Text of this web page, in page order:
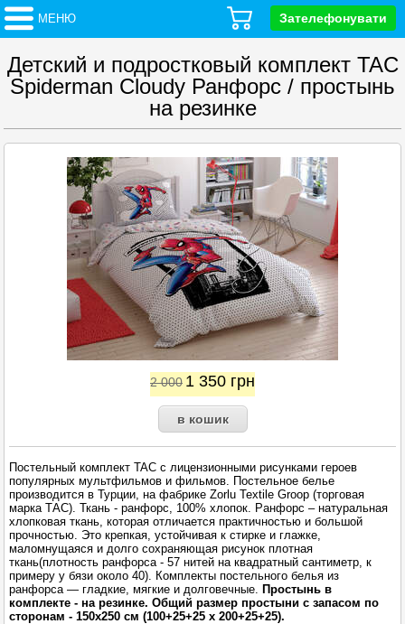
МЕНЮ Зателефонувати
Детский и подростковый комплект TAC
Spiderman Cloudy Ранфорс / простынь
на резинке
2 000 1 350 грн
Постельный комплект TAC с лицензионными рисунками героев
популярных мультфильмов и фильмов. Постельное белье
производится в Турции, на фабрике Zorlu Textile Groop (торговая
марка ТАС). Ткань - ранфорс, 100% хлопок. Ранфорс – натуральная
хлопковая ткань, которая отличается практичностью и большой
прочностью. Это крепкая, устойчивая к стирке и глажке,
маломнущаяся и долго сохраняющая рисунок плотная
ткань(плотность ранфорса - 57 нитей на квадратный сантиметр, к
примеру у бязи около 40). Комплекты постельного белья из
ранфорса — гладкие, мягкие и долговечные. Простынь в
комплекте - на резинке. Общий размер простыни с запасом по
сторонам - 150x250 см (100+25+25 x 200+25+25).